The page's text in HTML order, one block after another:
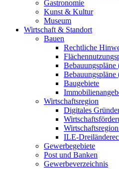
Gastronomie
Kunst & Kultur
Museum
Wirtschaft & Standort
Bauen
Rechtliche
Baugebiete
Wirtschaftsregion
Digitales
ILE-
Gewerbegebiete
Post und Banken
Gewerbeverzeichnis